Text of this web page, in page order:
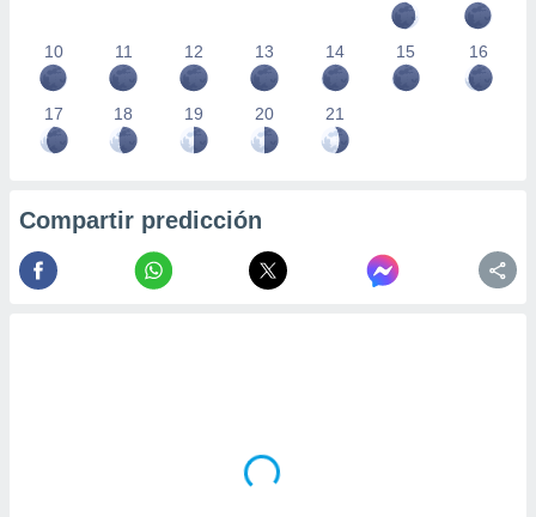
10 11 12 13 14 15 16
17 18 19 20 21
Compartir predicción